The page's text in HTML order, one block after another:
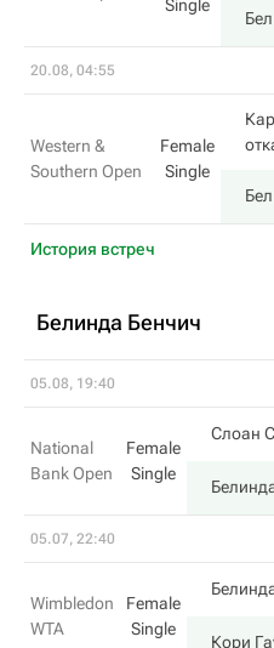
Single
20.08, 04:55
Western &
Southern Open
Female
Single
История встреч
Белинда Бенчич
05.08, 19:40
National
Bank Open
Female
Single
Слоан
05.07, 22:40
Wimbledon
WTA
Female
Single
Кори